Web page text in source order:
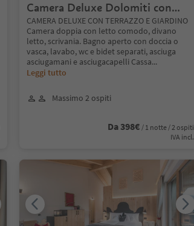
Camera Deluxe Dolomiti con
terrazzo
CAMERA DELUXE CON TERRAZZO E GIARDINO
Camera doppia con letto comodo, divano
letto, scrivania. Bagno aperto con doccia o
vasca, lavabo, wc e bidet separati, asciuga
asciugamani e asciugacapelli Cassa...
Leggi tutto
Massimo 2 ospiti
Da 398€ / 1 notte / 2 ospiti
IVA incl.